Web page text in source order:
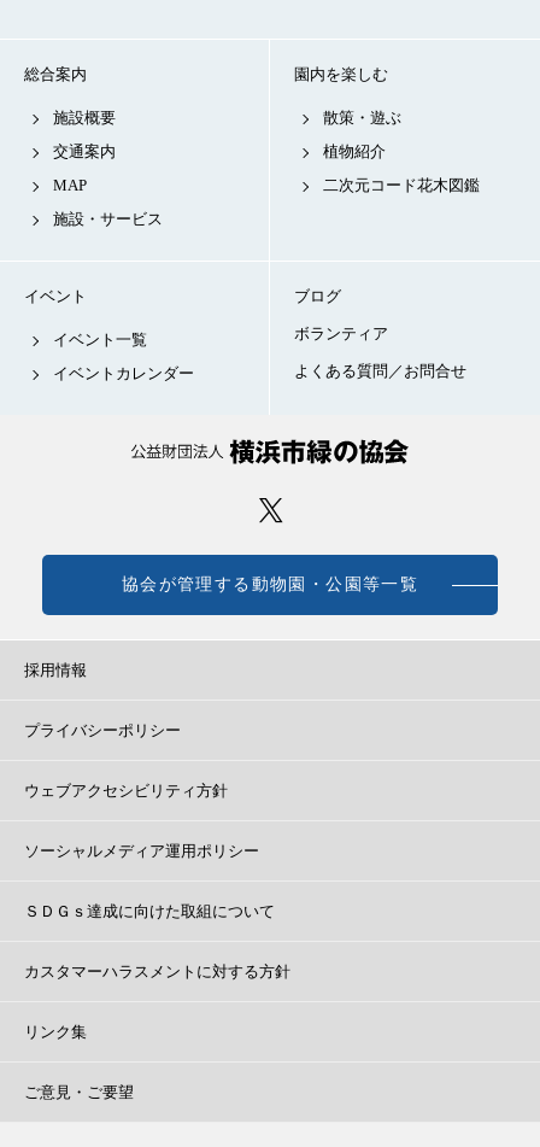
総合案内
施設概要
交通案内
MAP
施設・サービス
園内を楽しむ
散策・遊ぶ
植物紹介
二次元コード花木図鑑
イベント
イベント一覧
イベントカレンダー
ブログ
ボランティア
よくある質問／お問合せ
協会が管理する動物園・公園等一覧
採用情報
プライバシーポリシー
ウェブアクセシビリティ方針
ソーシャルメディア運用ポリシー
ＳＤＧｓ達成に向けた取組について
カスタマーハラスメントに対する方針
リンク集
ご意見・ご要望